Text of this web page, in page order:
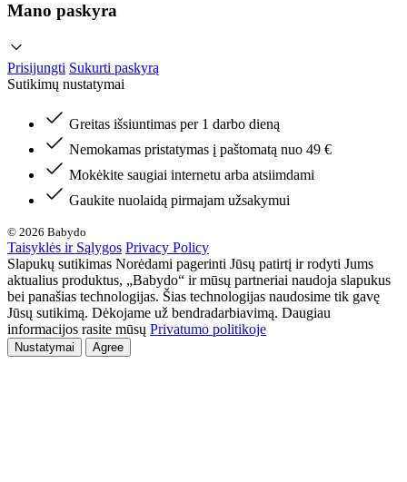
Mano paskyra
Prisijungti Sukurti paskyrą
Sutikimų nustatymai
Greitas išsiuntimas per 1 darbo dieną
Nemokamas pristatymas į paštomatą nuo 49 €
Mokėkite saugiai internetu arba atsiimdami
Gaukite nuolaidą pirmajam užsakymui
© 2026 Babydo
Taisyklės ir Sąlygos Privacy Policy
Slapukų sutikimas Norėdami pagerinti Jūsų patirtį ir rodyti Jums
aktualius produktus, „Babydo“ ir mūsų partneriai naudoja slapukus
bei panašias technologijas. Šias technologijas naudosime tik gavę
Jūsų sutikimą. Dėkojame už bendradarbiavimą. Daugiau
informacijos rasite mūsų Privatumo politikoje
Nustatymai Agree